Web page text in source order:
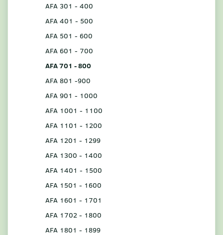
AFA 301 - 400
AFA 401 - 500
AFA 501 - 600
AFA 601 - 700
AFA 701 - 800
AFA 801 -900
AFA 901 - 1000
AFA 1001 - 1100
AFA 1101 - 1200
AFA 1201 - 1299
AFA 1300 - 1400
AFA 1401 - 1500
AFA 1501 - 1600
AFA 1601 - 1701
AFA 1702 - 1800
AFA 1801 - 1899